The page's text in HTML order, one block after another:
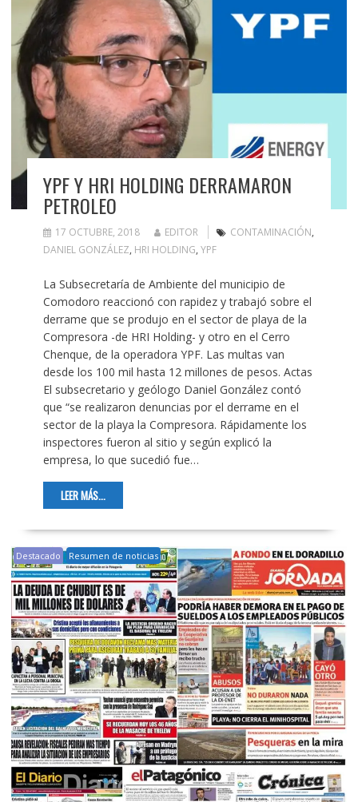
YPF Y HRI HOLDING DERRAMARON
PETROLEO
17 OCTUBRE, 2018 EDITOR CONTAMINACIÓN,
DANIEL GONZÁLEZ, HRI HOLDING, YPF
La Subsecretaría de Ambiente del municipio de
Comodoro reaccionó con rapidez y trabajó sobre el
derrame que se produjo en el sector de playa de la
Compresora -de HRI Holding- y otro en el Cerro
Chenque, de la operadora YPF. Las multas van
desde los 100 mil hasta 12 millones de pesos. Actas
El subsecretario y geólogo Daniel González contó
que “se realizaron denuncias por el derrame en el
sector de la playa la Compresora. Rápidamente los
inspectores fueron al sitio y según explicó la
empresa, lo que sucedió fue…
LEER MÁS...
Destacado Resumen de noticias